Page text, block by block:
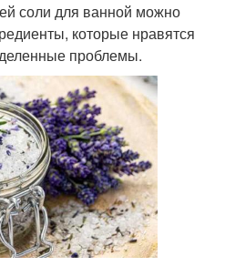
соли для ванной можно
которые нравятся
проблемы.